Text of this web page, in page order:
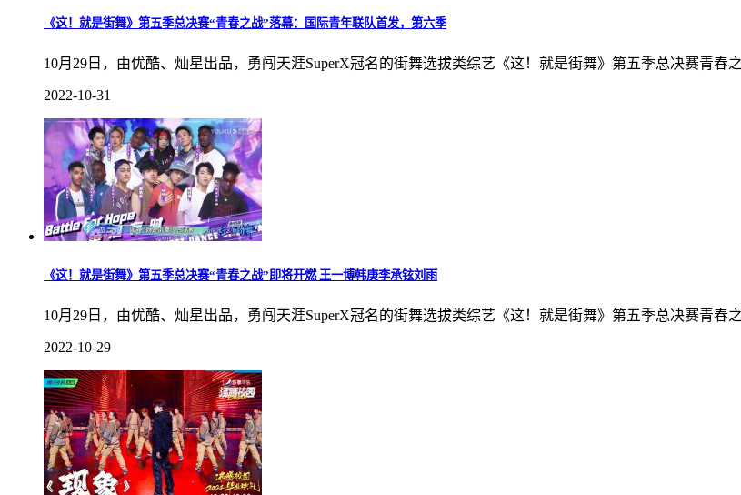
《这！就是街舞》第五季总决赛“青春之战”落幕：国际青年联队首发，第六季
10月29日，由优酷、灿星出品，勇闯天涯SuperX冠名的街舞选拔类综艺《这！就是街舞》第五季总决赛青
2022-10-31
《这！就是街舞》第五季总决赛“青春之战”即将开燃 王一博韩庚李承铉刘雨
10月29日，由优酷、灿星出品，勇闯天涯SuperX冠名的街舞选拔类综艺《这！就是街舞》第五季总决赛青
2022-10-29